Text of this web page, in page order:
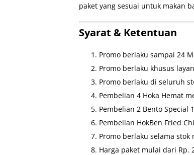
paket yang sesuai untuk makan
Syarat & Ketentuan
Promo berlaku sampai 24
Promo berlaku khusus
Promo berlaku di seluruh
Pembelian 4 Hoka Hemat
Pembelian 2 Bento Special
Pembelian HokBen Fried
Promo berlaku selama stok
Harga paket mulai dari